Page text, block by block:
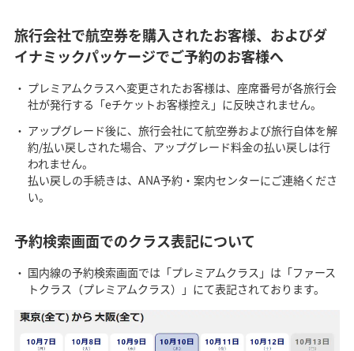
旅行会社で航空券を購入されたお客様、およびダ
イナミックパッケージでご予約のお客様へ
プレミアムクラスへ変更されたお客様は、座席番号が各旅行会
社が発行する「eチケットお客様控え」に反映されません。
アップグレード後に、旅行会社にて航空券および旅行自体を解
約/払い戻しされた場合、アップグレード料金の払い戻しは行
われません。
払い戻しの手続きは、ANA予約・案内センターにご連絡くださ
い。
予約検索画面でのクラス表記について
国内線の予約検索画面では「プレミアムクラス」は「ファース
トクラス（プレミアムクラス）」にて表記されております。